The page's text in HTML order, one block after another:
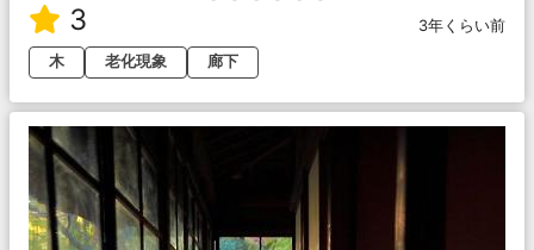
3
3年くらい前
木
老化現象 廊下